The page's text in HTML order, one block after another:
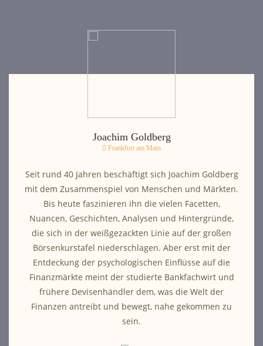
Joachim Goldberg
Frankfurt am Main
Seit rund 40 Jahren beschäftigt sich Joachim Goldberg
mit dem Zusammenspiel von Menschen und Märkten.
Bis heute faszinieren ihn die vielen Facetten,
Nuancen, Geschichten, Analysen und Hintergründe,
die sich in der weißgezackten Linie auf der großen
Börsenkurstafel niederschlagen. Aber erst mit der
Entdeckung der psychologischen Einflüsse auf die
Finanzmärkte meint der studierte Bankfachwirt und
frühere Devisenhändler dem, was die Welt der
Finanzen antreibt und bewegt, nahe gekommen zu
sein.